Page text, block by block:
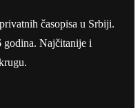
časopisa u Srbiji.
godina. Najčitanije i